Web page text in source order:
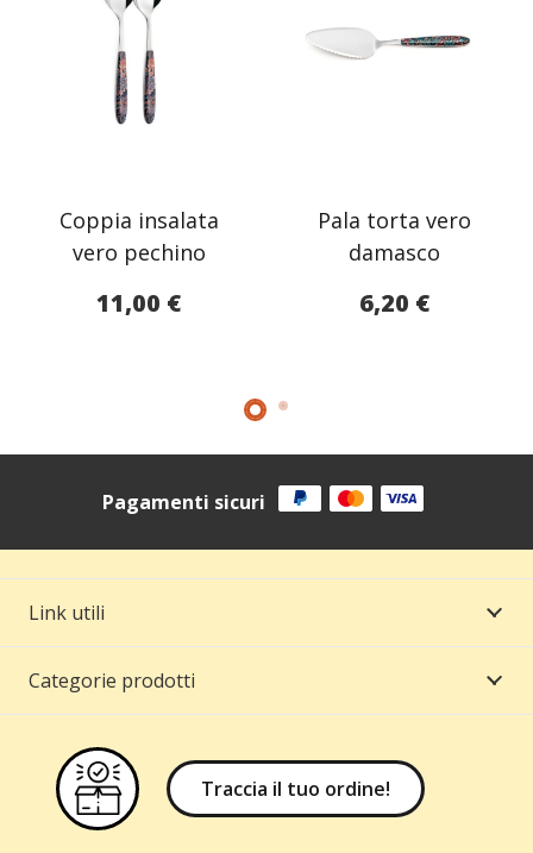
Coppia insalata
vero pechino
11,00 €
Pala torta vero
damasco
6,20 €
Pagamenti sicuri
Link utili
Categorie prodotti
Traccia il tuo ordine!